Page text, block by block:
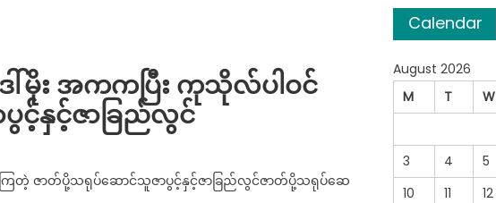
ေါ်မိုး အကကပြီး ကုသိုလ်ပါဝင်
နှင့်ဇာခြည်လွင်
ကြတဲ့ ဇာတ်ပို့သရုပ်ဆောင်သူဇာပွင့်နှင့်ဇာခြည်လွင်ဇာတ်ပို့သရုပ်ဆေ
Calendar
August 2026
M
T W
3
4 5
10
11 12